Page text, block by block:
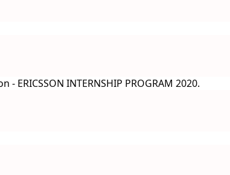
INTERNSHIP PROGRAM 2020.